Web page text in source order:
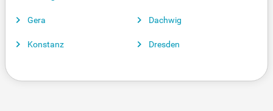
Gera
Konstanz
Dachwig
Dresden